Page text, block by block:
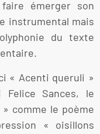
émerger son
instrumental mais
du texte
« Acenti queruli »
Felice Sances, le
comme le poème
« oisillons